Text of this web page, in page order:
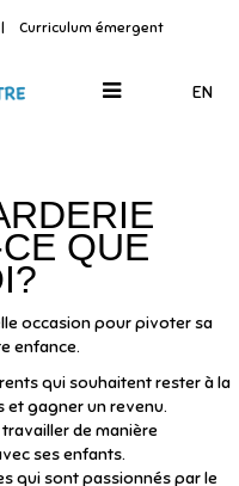
Curriculum émergent
EN
règlementé avec
French Day Care
QUE
occasion pour pivoter sa
enfance.
qui souhaitent rester à la
et gagner un revenu.
de manière
ses enfants.
qui sont passionnés par le